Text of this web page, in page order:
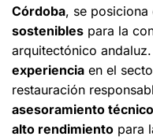
Córdoba, se
sostenibles para la
arquitectónico
experiencia en el
restauración
asesoramiento
alto rendimiento para